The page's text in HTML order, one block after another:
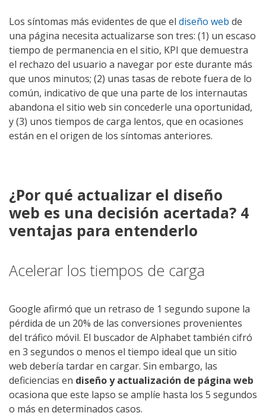
Los síntomas más evidentes de que el diseño web de
una página necesita actualizarse son tres: (1) un escaso
tiempo de permanencia en el sitio, KPI que demuestra
el rechazo del usuario a navegar por este durante más
que unos minutos; (2) unas tasas de rebote fuera de lo
común, indicativo de que una parte de los internautas
abandona el sitio web sin concederle una oportunidad,
y (3) unos tiempos de carga lentos, que en ocasiones
están en el origen de los síntomas anteriores.
¿Por qué actualizar el diseño
web es una decisión acertada? 4
ventajas para entenderlo
Acelerar los tiempos de carga
Google afirmó que un retraso de 1 segundo supone la
pérdida de un 20% de las conversiones provenientes
del tráfico móvil. El buscador de Alphabet también cifró
en 3 segundos o menos el tiempo ideal que un sitio
web debería tardar en cargar. Sin embargo, las
deficiencias en diseño y actualización de página web
ocasiona que este lapso se amplíe hasta los 5 segundos
o más en determinados casos.